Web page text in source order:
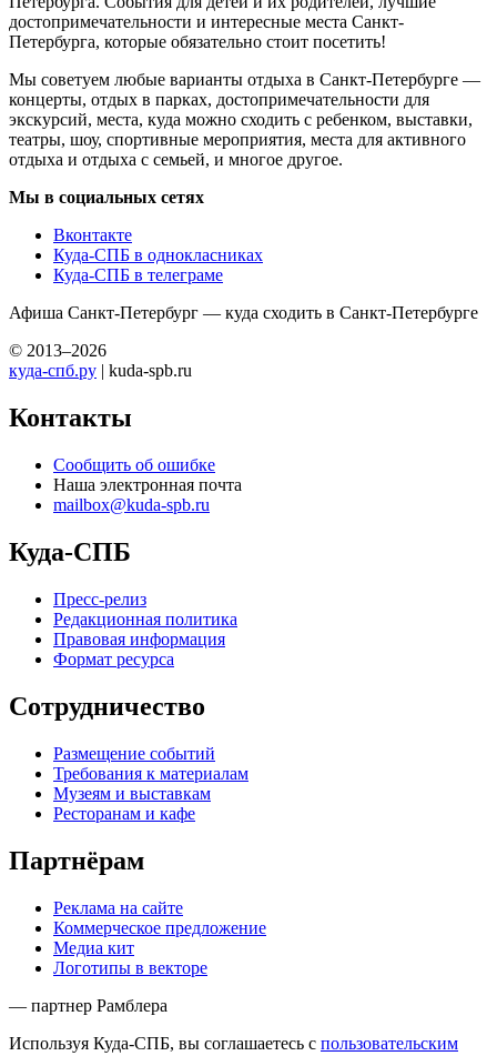
достопримечательности и интересные места Санкт-
Петербурга, которые обязательно стоит посетить!
Мы советуем любые варианты отдыха в Санкт-Петербурге —
концерты, отдых в парках, достопримечательности для
экскурсий, места, куда можно сходить с ребенком, выставки,
театры, шоу, спортивные мероприятия, места для активного
отдыха и отдыха с семьей, и многое другое.
Мы в социальных сетях
Вконтакте
Куда-СПБ в однокласниках
Куда-СПБ в телеграме
Афиша Санкт-Петербург — куда сходить в Санкт-Петербурге
© 2013–2026
куда-спб.ру | kuda-spb.ru
Контакты
Сообщить об ошибке
Наша электронная почта
mailbox@kuda-spb.ru
Куда-СПБ
Пресс-релиз
Редакционная политика
Правовая информация
Формат ресурса
Сотрудничество
Размещение событий
Требования к материалам
Музеям и выставкам
Ресторанам и кафе
Партнёрам
Реклама на сайте
Коммерческое предложение
Медиа кит
Логотипы в векторе
— партнер Рамблера
Используя Куда-СПБ, вы соглашаетесь с пользовательским